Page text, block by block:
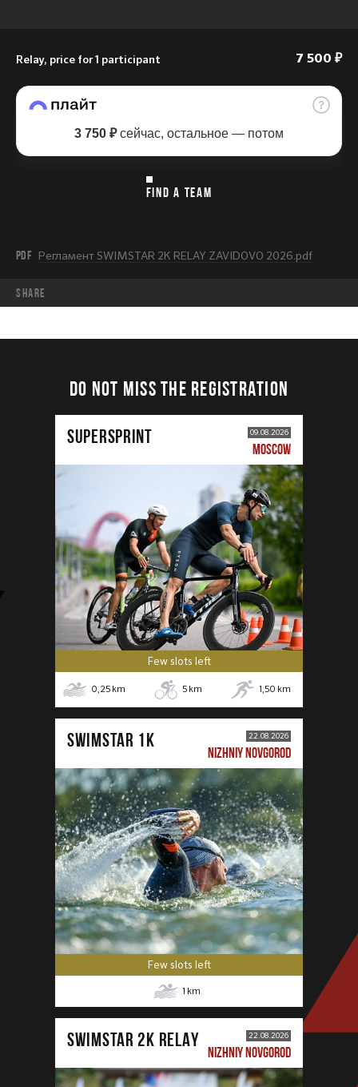
Relay, price for 1 participant 7 500 ₽
3 750 ₽сейчас, остальное — потом
FIND A TEAM
PDF Регламент SWIMSTAR 2K RELAY ZAVIDOVO 2026.pdf
share
DO NOT MISS THE REGISTRATION
SUPERSPRINT 09.08.2026
MOSCOW
Few slots left
0,25 km 5 km 1,50 km
SWIMSTAR 1K 22.08.2026
NIZHNIY NOVGOROD
Few slots left
1 km
SWIMSTAR 2K RELAY 22.08.2026
NIZHNIY NOVGOROD